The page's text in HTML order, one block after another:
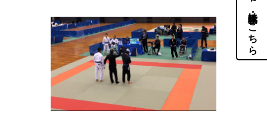
体験・見学はこちら